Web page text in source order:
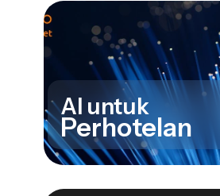
AI untuk
Perhotelan